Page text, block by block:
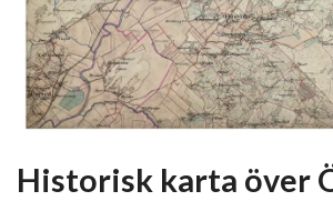
Historisk karta över